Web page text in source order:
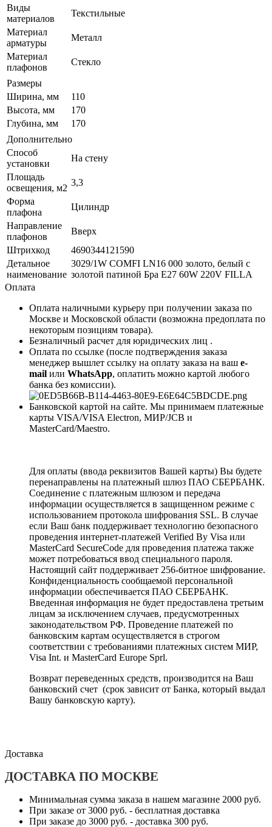
Виды
материалов
Текстильные
Материал
арматуры
Металл
Материал
плафонов
Стекло
Размеры
Ширина, мм
110
Высота, мм
170
Глубина, мм
170
Дополнительно
Способ
установки
На стену
Площадь
освещения, м2
3,3
Форма
плафона
Цилиндр
Направление
плафонов
Вверх
Штрихкод
4690344121590
Детальное
наименование
3029/1W COMFI LN16 000 золото, белый с
золотой патиной Бра E27 60W 220V FILLA
Оплата
Оплата наличными курьеру при получении заказа по
Москве и Московской области (возможна предоплата по
некоторым позициям товара).
Безналичный расчет для юридических лиц .
Оплата по ссылке (после подтверждения заказа
менеджер вышлет ссылку на оплату заказа на ваш e-
mail или WhatsApp, оплатить можно картой любого
банка без комиссии).
Банковской картой на сайте. Мы принимаем платежные
карты VISA/VISA Electron, МИР/JCB и
MasterCard/Maestro.
Для оплаты (ввода реквизитов Вашей карты) Вы будете
перенаправлены на платежный шлюз ПАО СБЕРБАНК.
Соединение с платежным шлюзом и передача
информации осуществляется в защищенном режиме с
использованием протокола шифрования SSL. В случае
если Ваш банк поддерживает технологию безопасного
проведения интернет-платежей Verified By Visa или
MasterCard SecureCode для проведения платежа также
может потребоваться ввод специального пароля.
Настоящий сайт поддерживает 256-битное шифрование.
Конфиденциальность сообщаемой персональной
информации обеспечивается ПАО СБЕРБАНК.
Введенная информация не будет предоставлена третьим
лицам за исключением случаев, предусмотренных
законодательством РФ. Проведение платежей по
банковским картам осуществляется в строгом
соответствии с требованиями платежных систем МИР,
Visa Int. и MasterCard Europe Sprl.
Возврат переведенных средств, производится на Ваш
банковский счет (срок зависит от Банка, который выдал
Вашу банковскую карту).
Доставка
ДОСТАВКА ПО МОСКВЕ
Минимальная сумма заказа в нашем магазине 2000 руб.
При заказе от 3000 руб. - бесплатная доставка
При заказе до 3000 руб. - доставка 300 руб.